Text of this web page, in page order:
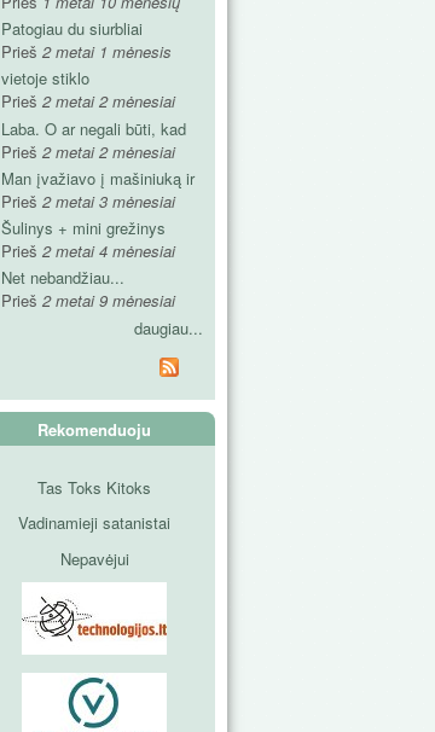
Patogiau du siurbliai
Prieš 2 metai 1 mėnesis
vietoje stiklo
Prieš 2 metai 2 mėnesiai
Laba. O ar negali būti, kad
Prieš 2 metai 2 mėnesiai
Man įvažiavo į mašiniuką ir
Prieš 2 metai 3 mėnesiai
Šulinys + mini grežinys
Prieš 2 metai 4 mėnesiai
Net nebandžiau...
Prieš 2 metai 9 mėnesiai
daugiau...
Rekomenduoju
Tas Toks Kitoks
Vadinamieji satanistai
Nepavėjui